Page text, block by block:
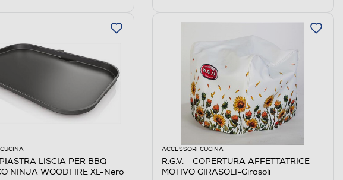
LISCIA PER BBQ
NINJA WOODFIRE XL-Nero
ACCESSORI CUCINA
R.G.V. - COPERTURA AFFETTATRICE -
MOTIVO GIRASOLI-Girasoli